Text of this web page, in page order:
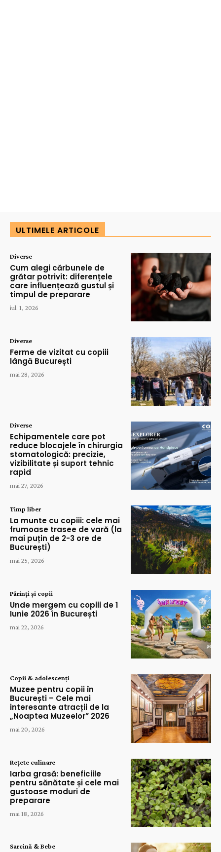
ULTIMELE ARTICOLE
Diverse
Cum alegi cărbunele de
grătar potrivit: diferențele
care influențează gustul și
timpul de preparare
iul. 1, 2026
Diverse
Ferme de vizitat cu copiii
lângă București
mai 28, 2026
Diverse
Echipamentele care pot
reduce blocajele în chirurgia
stomatologică: precizie,
vizibilitate și suport tehnic
rapid
mai 27, 2026
Timp liber
La munte cu copiii: cele mai
frumoase trasee de vară (la
mai puțin de 2-3 ore de
București)
mai 25, 2026
Părinți și copii
Unde mergem cu copiii de 1
Iunie 2026 în București
mai 22, 2026
Copii & adolescenți
Muzee pentru copii în
București – Cele mai
interesante atracții de la
„Noaptea Muzeelor” 2026
mai 20, 2026
Rețete culinare
Iarba grasă: beneficiile
pentru sănătate și cele mai
gustoase moduri de
preparare
mai 18, 2026
Sarcină & Bebe